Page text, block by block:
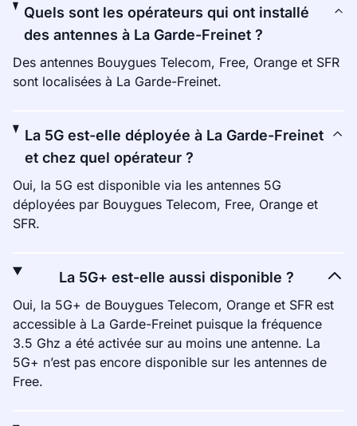
Quels sont les opérateurs qui ont installé
des antennes à La Garde-Freinet ?
Des antennes Bouygues Telecom, Free, Orange et SFR
sont localisées à La Garde-Freinet.
La 5G est-elle déployée à La Garde-Freinet
et chez quel opérateur ?
Oui, la 5G est disponible via les antennes 5G
déployées par Bouygues Telecom, Free, Orange et
SFR.
La 5G+ est-elle aussi disponible ?
Oui, la 5G+ de Bouygues Telecom, Orange et SFR est
accessible à La Garde-Freinet puisque la fréquence
3.5 Ghz a été activée sur au moins une antenne. La
5G+ n’est pas encore disponible sur les antennes de
Free.